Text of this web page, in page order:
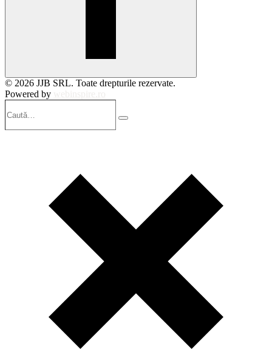
© 2026 JJB SRL. Toate drepturile rezervate.
Powered by
Search